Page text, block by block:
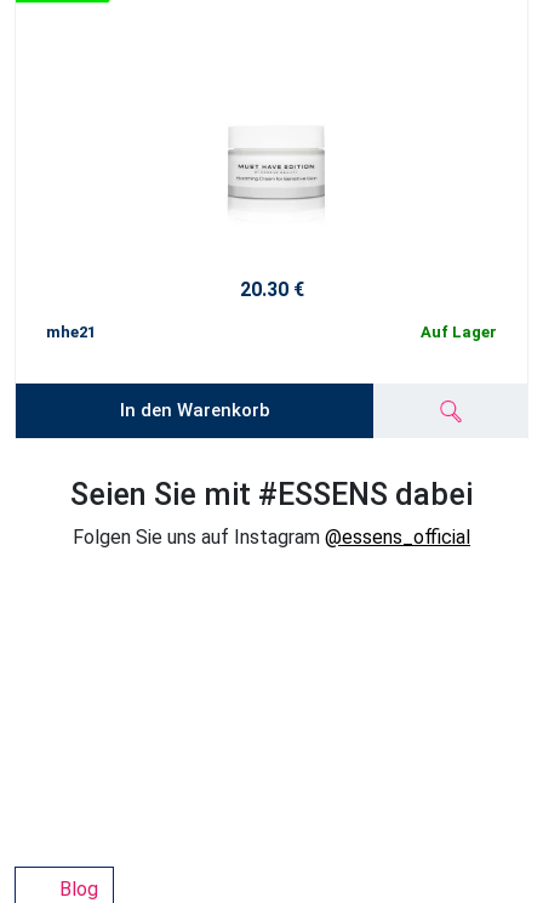
20.30 €
mhe21 Auf Lager
In den Warenkorb
Seien Sie mit #ESSENS dabei
Folgen Sie uns auf Instagram @essens_official
Blog